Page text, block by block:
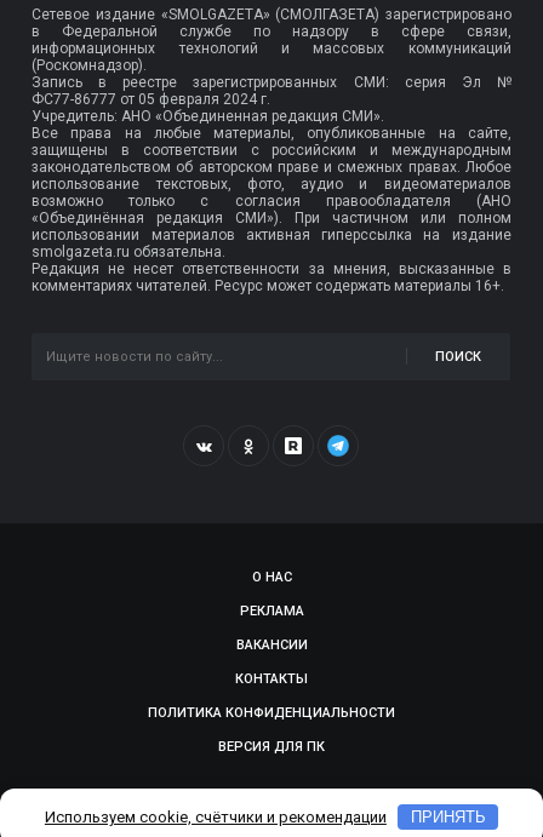
Сетевое издание «SMOLGAZETA» (СМОЛГАЗЕТА) зарегистрировано
в Федеральной службе по надзору в сфере связи,
информационных технологий и массовых коммуникаций
(Роскомнадзор).
Запись в реестре зарегистрированных СМИ: серия Эл №
ФС77-86777 от 05 февраля 2024 г.
Учредитель: АНО «Объединенная редакция СМИ».
Все права на любые материалы, опубликованные на сайте,
защищены в соответствии с российским и международным
законодательством об авторском праве и смежных правах. Любое
использование текстовых, фото, аудио и видеоматериалов
возможно только с согласия правообладателя (АНО
«Объединённая редакция СМИ»). При частичном или полном
использовании материалов активная гиперссылка на издание
smolgazeta.ru обязательна.
Редакция не несет ответственности за мнения, высказанные в
комментариях читателей. Ресурс может содержать материалы 16+.
ПОИСК
О НАС
РЕКЛАМА
ВАКАНСИИ
КОНТАКТЫ
ПОЛИТИКА КОНФИДЕНЦИАЛЬНОСТИ
ВЕРСИЯ ДЛЯ ПК
© 2009-2026, SMOLGAZETA.RU. СДЕЛАНО В ADEPTUM
Используем cookie, счётчики и рекомендации ПРИНЯТЬ